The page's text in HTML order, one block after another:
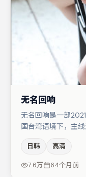
无名回响
无名回响是一部
国台湾语境下，主
片中承担叙事驱动
疑调剂（视场次而
作品值得关注。
日韩 高清
7.6万 64个月前